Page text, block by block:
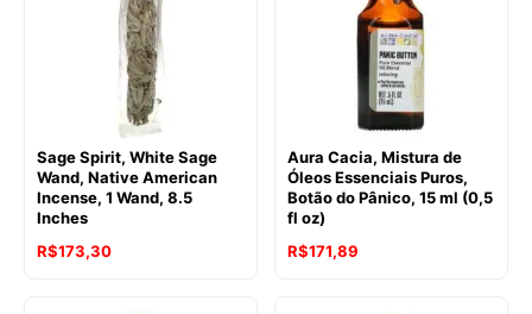
Sage Spirit, White Sage
Wand, Native American
Incense, 1 Wand, 8.5
Inches
R$173,30
Aura Cacia, Mistura de
Óleos Essenciais Puros,
Botão do Pânico, 15 ml (0,5
fl oz)
R$171,89